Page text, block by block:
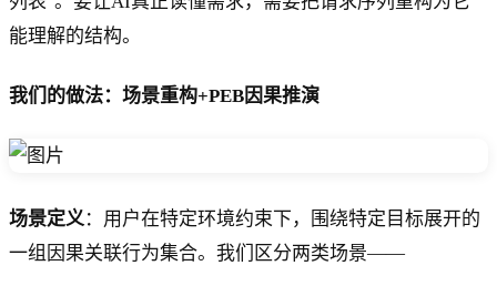
能理解的结构。
我们的做法：场景重构+PEB因果推演
场景定义 ：用户在特定环境约束下，围绕特定目标展开的
一组因果关联行为集合。我们区分两类场景——